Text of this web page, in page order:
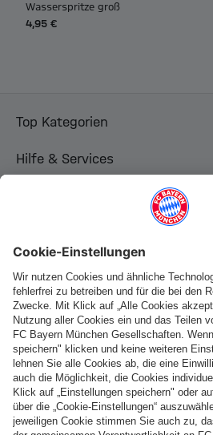
Wasserspritze groß
4,95 €
Top Kategorien
Hilfe & Services
Folge uns
Zahlung & Lieferung